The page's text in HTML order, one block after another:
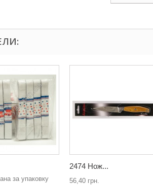
за упаковку
2474 Нож...
56,40 грн.